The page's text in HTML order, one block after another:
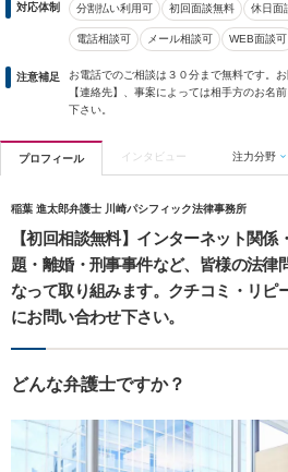
対応体制 分割払い利用可 初回面談無料 休日面
電話相談可 メール相談可 WEB面談可
注意補足
お電話でのご相談は３０分まで無料です。
【連絡先】、事案によっては相手方のお名
下さい。
プロフィール インタビュー 注力分野
稲葉 進太郎弁護士 川崎パシフィック法律事務所
【初回相談無料】インターネット関係
題・離婚・刑事事件など、皆様の法律
なって取り組みます。クチコミ・リピ
にお問い合わせ下さい。
どんな弁護士ですか？